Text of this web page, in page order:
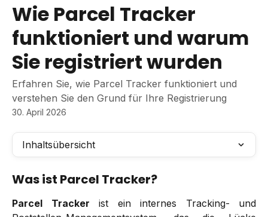
Wie Parcel Tracker
funktioniert und warum
Sie registriert wurden
Erfahren Sie, wie Parcel Tracker funktioniert und
verstehen Sie den Grund für Ihre Registrierung
30. April 2026
Inhaltsübersicht
Was ist Parcel Tracker?
Parcel Tracker ist ein internes Tracking- und